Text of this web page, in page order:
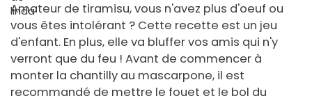
Amateur de tiramisu, vous n'avez plus d'oeuf ou
vous êtes intolérant ? Cette recette est un jeu
d'enfant. En plus, elle va bluffer vos amis qui n'y
verront que du feu ! Avant de commencer à
monter la chantilly au mascarpone, il est
recommandé de mettre le fouet et le bol du